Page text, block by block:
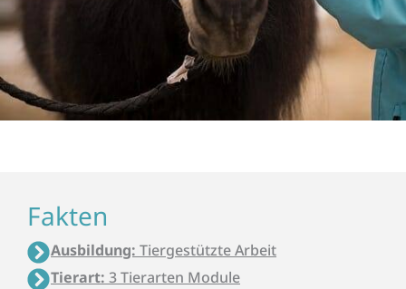
Fakten
Ausbildung: Tiergestützte Arbeit
Tierart: 3 Tierarten Module